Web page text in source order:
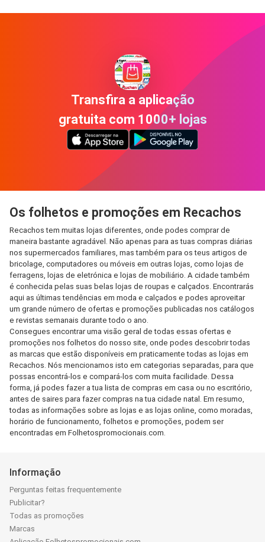
Transfira a aplicação
gratuita com 1000+ lojas
Os folhetos e promoções em Recachos
Recachos tem muitas lojas diferentes, onde podes comprar de
maneira bastante agradável. Não apenas para as tuas compras diárias
nos supermercados familiares, mas também para os teus artigos de
bricolage, computadores ou móveis em outras lojas, como lojas de
ferragens, lojas de eletrónica e lojas de mobiliário. A cidade também
é conhecida pelas suas belas lojas de roupas e calçados. Encontrarás
aqui as últimas tendências em moda e calçados e podes aproveitar
um grande número de ofertas e promoções publicadas nos catálogos
e revistas semanais durante todo o ano.
Consegues encontrar uma visão geral de todas essas ofertas e
promoções nos folhetos do nosso site, onde podes descobrir todas
as marcas que estão disponíveis em praticamente todas as lojas em
Recachos. Nós mencionamos isto em categorias separadas, para que
possas encontrá-los e compará-los com muita facilidade. Dessa
forma, já podes fazer a tua lista de compras em casa ou no escritório,
antes de saires para fazer compras na tua cidade natal. Em resumo,
todas as informações sobre as lojas e as lojas online, como moradas,
horário de funcionamento, folhetos e promoções, podem ser
encontradas em Folhetospromocionais.com.
Informação
Perguntas feitas frequentemente
Publicitar?
Todas as promoções
Marcas